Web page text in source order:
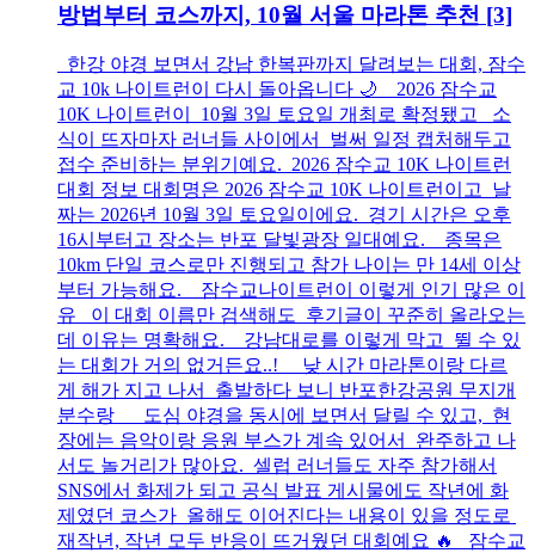
방법부터 코스까지, 10월 서울 마라톤 추천 [3]
한강 야경 보면서 강남 한복판까지 달려보는 대회, 잠수
교 10k 나이트런이 다시 돌아옵니다 🌙 2026 잠수교
10K 나이트런이 10월 3일 토요일 개최로 확정됐고 소
식이 뜨자마자 러너들 사이에서 벌써 일정 캡처해두고
접수 준비하는 분위기예요. 2026 잠수교 10K 나이트런
대회 정보 대회명은 2026 잠수교 10K 나이트런이고 날
짜는 2026년 10월 3일 토요일이에요. 경기 시간은 오후
16시부터고 장소는 반포 달빛광장 일대예요. 종목은
10km 단일 코스로만 진행되고 참가 나이는 만 14세 이상
부터 가능해요. 잠수교나이트런이 이렇게 인기 많은 이
유 이 대회 이름만 검색해도 후기글이 꾸준히 올라오는
데 이유는 명확해요. 강남대로를 이렇게 막고 뛸 수 있
는 대회가 거의 없거든요..! 낮 시간 마라톤이랑 다르
게 해가 지고 나서 출발하다 보니 반포한강공원 무지개
분수랑 도심 야경을 동시에 보면서 달릴 수 있고, 현
장에는 음악이랑 응원 부스가 계속 있어서 완주하고 나
서도 놀거리가 많아요. 셀럽 러너들도 자주 참가해서
SNS에서 화제가 되고 공식 발표 게시물에도 작년에 화
제였던 코스가 올해도 이어진다는 내용이 있을 정도로
재작년, 작년 모두 반응이 뜨거웠던 대회예요 🔥 잠수교